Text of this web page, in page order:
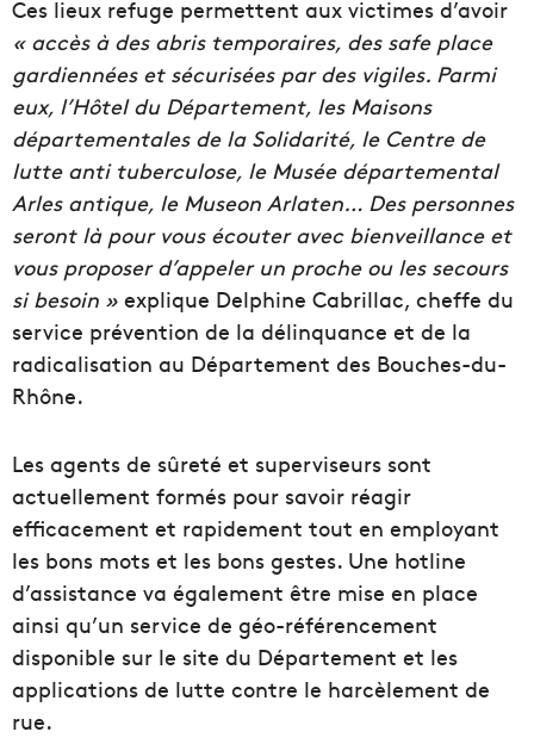
Ces lieux refuge permettent aux victimes d’avoir
« accès à des abris temporaires, des safe place
gardiennées et sécurisées par des vigiles. Parmi
eux, l’Hôtel du Département, les Maisons
départementales de la Solidarité, le Centre de
lutte anti tuberculose, le Musée départemental
Arles antique, le Museon Arlaten… Des personnes
seront là pour vous écouter avec bienveillance et
vous proposer d’appeler un proche ou les secours
si besoin » explique Delphine Cabrillac, cheffe du
service prévention de la délinquance et de la
radicalisation au Département des Bouches-du-
Rhône.
Les agents de sûreté et superviseurs sont
actuellement formés pour savoir réagir
efficacement et rapidement tout en employant
les bons mots et les bons gestes. Une hotline
d’assistance va également être mise en place
ainsi qu’un service de géo-référencement
disponible sur le site du Département et les
applications de lutte contre le harcèlement de
rue.